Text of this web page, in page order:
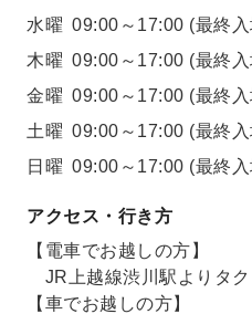
水曜 09:00～17:00 (最終
木曜 09:00～17:00 (最終
金曜 09:00～17:00 (最終
土曜 09:00～17:00 (最終
日曜 09:00～17:00 (最終
アクセス・行き方
【電車でお越しの方】
JR上越線渋川駅よりタク
【車でお越しの方】